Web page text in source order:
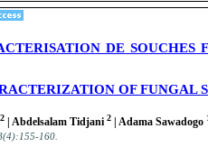
DE SOUCHES
OF FUNGAL
| Abdelsalam Tidjani 2 | Adama Sawadogo
160